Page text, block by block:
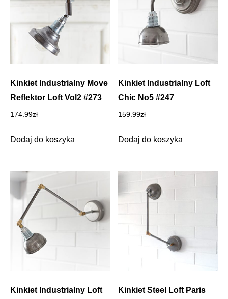
Kinkiet Industrialny Move
Reflektor Loft Vol2 #273
174.99zł
Dodaj do koszyka
Kinkiet Industrialny Loft
Chic No5 #247
159.99zł
Dodaj do koszyka
Kinkiet Industrialny Loft
Kinkiet Steel Loft Paris